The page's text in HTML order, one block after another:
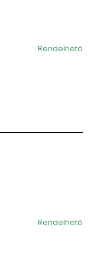
Rendelhető
Rendelhető